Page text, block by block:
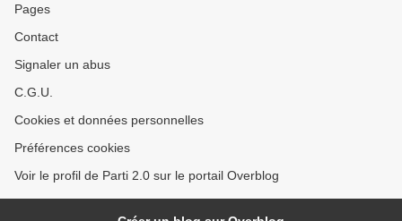
Pages
Contact
Signaler un abus
C.G.U.
Cookies et données personnelles
Préférences cookies
Voir le profil de Parti 2.0 sur le portail Overblog